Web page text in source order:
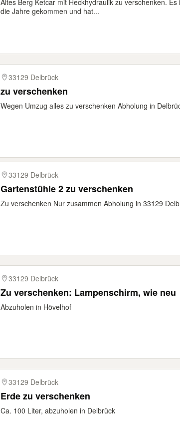
Altes Berg Ketcar mit Heckhydraulik zu verschenken. Es
die Jahre gekommen und hat...
33129 Delbrück
zu verschenken
Wegen Umzug alles zu verschenken Abholung in
33129 Delbrück
Gartenstühle 2 zu verschenken
Zu verschenken Nur zusammen Abholung in 33129
33129 Delbrück
Zu verschenken: Lampenschirm, wie neu
Abzuholen in Hövelhof
33129 Delbrück
Erde zu verschenken
Ca. 100 Liter, abzuholen in Delbrück